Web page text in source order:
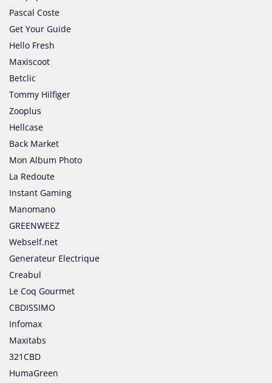
Pascal Coste
Get Your Guide
Hello Fresh
Maxiscoot
Betclic
Tommy Hilfiger
Zooplus
Hellcase
Back Market
Mon Album Photo
La Redoute
Instant Gaming
Manomano
GREENWEEZ
Webself.net
Generateur Electrique
Creabul
Le Coq Gourmet
CBDISSIMO
Infomax
Maxitabs
321CBD
HumaGreen